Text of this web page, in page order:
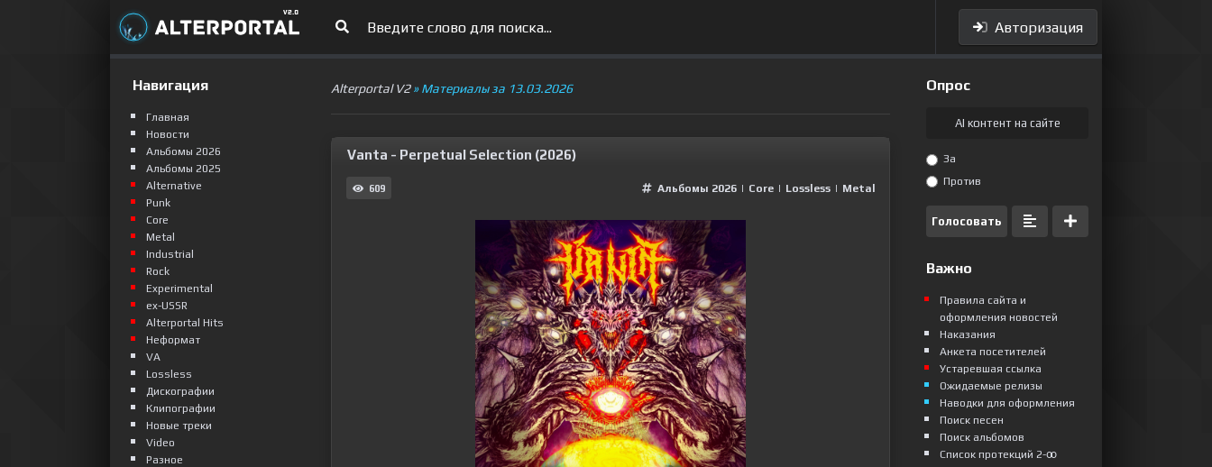
Авторизация
Alterportal V2» Материалы за 13.03.2026
Vanta - Perpetual Selection (2026)
609 Альбомы 2026 | Сore | Lossless | Metal
Навигация
Главная
Новости
Альбомы 2026
Альбомы 2025
Alternative
Punk
Сore
Metal
Industrial
Rock
Experimental
ex-USSR
Alterportal Hits
Неформат
VA
Lossless
Дискографии
Клипографии
Новые треки
Video
Разное
Опрос
AI контент на сайте
За
Против
Голосовать
Важно
Правила сайта и
оформления новостей
Наказания
Анкета посетителей
Устаревшая ссылка
Ожидаемые релизы
Наводки для оформления
Поиск песен
Поиск альбомов
Список протекций 2-ꝏ